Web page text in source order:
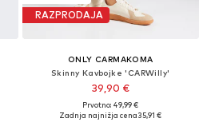
RAZPRODAJA
ONLY CARMAKOMA
Skinny Kavbojke 'CARWilly'
39,90 €
Prvotno: 49,99 €
Zadnja najnižja cena35,91 €